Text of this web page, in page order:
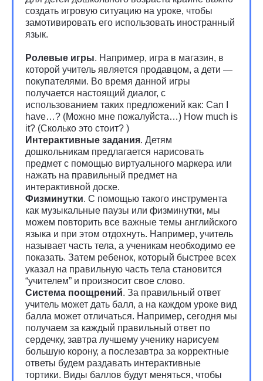
создать игровую ситуацию на уроке, чтобы
замотивировать его использовать иностранный
язык.
Ролевые игры. Например, игра в магазин, в
которой учитель является продавцом, а дети —
покупателями. Во время данной игры
получается настоящий диалог, с
использованием таких предложений как: Can I
have…? (Можно мне пожалуйста…) How much is
it? (Сколько это стоит? )
Интерактивные задания. Детям
дошкольникам предлагается нарисовать
предмет с помощью виртуального маркера или
нажать на правильный предмет на
интерактивной доске.
Физминутки. С помощью такого инструмента
как музыкальные паузы или физминутки, мы
можем повторить все важные темы английского
языка и при этом отдохнуть. Например, учитель
называет часть тела, а ученикам необходимо ее
показать. Затем ребенок, который быстрее всех
указал на правильную часть тела становится
“учителем” и произносит свое слово.
Система поощрений. За правильный ответ
учитель может дать балл, а на каждом уроке вид
балла может отличаться. Например, сегодня мы
получаем за каждый правильный ответ по
сердечку, завтра лучшему ученику нарисуем
большую корону, а послезавтра за корректные
ответы будем раздавать интерактивные
тортики. Виды баллов будут меняться, чтобы